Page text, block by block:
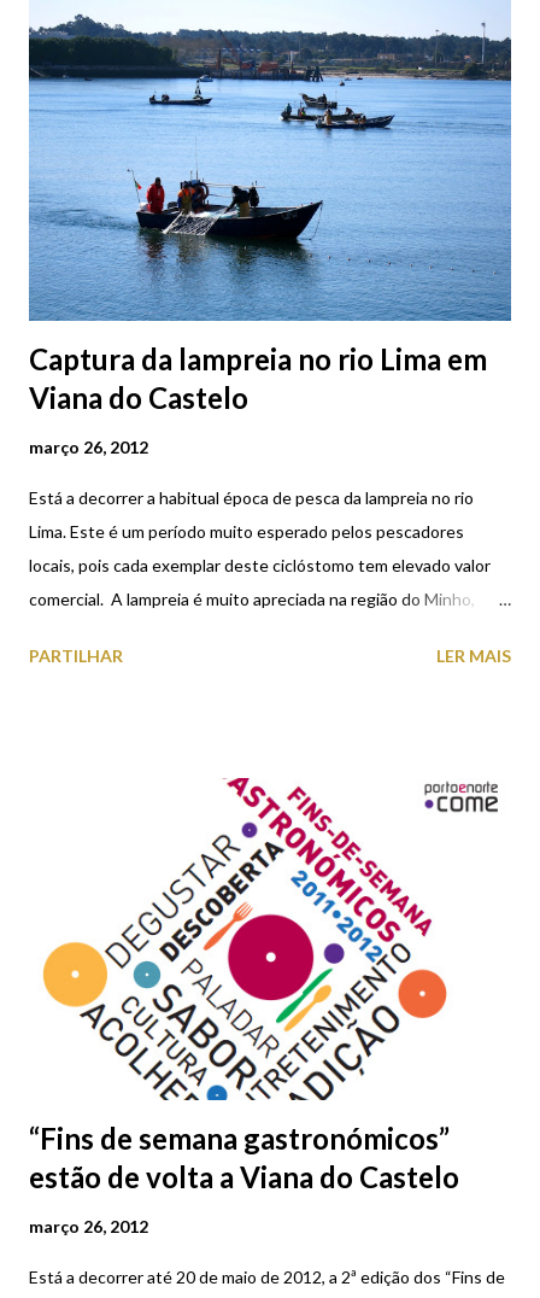
Confira o que está inscrito na lápide AQUI .
Captura da lampreia no rio Lima em
Viana do Castelo
março 26, 2012
Está a decorrer a habitual época de pesca da lampreia no rio
Lima. Este é um período muito esperado pelos pescadores
locais, pois cada exemplar deste ciclóstomo tem elevado valor
comercial. A lampreia é muito apreciada na região do Minho,
conhecidas a lampreia à bordalesa e o arroz de lampreia.
PARTILHAR LER MAIS
“Fins de semana gastronómicos”
estão de volta a Viana do Castelo
março 26, 2012
Está a decorrer até 20 de maio de 2012, a 2ª edição dos “Fins de